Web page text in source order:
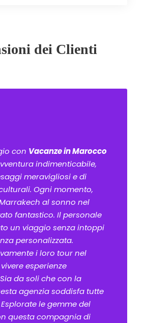
dei Clienti
con Vacanze in Marocco
indimenticabile,
meravigliosi e di
Ogni momento,
al sonno nel
fantastico. Il personale
un viaggio senza intoppi
personalizzata.
i loro tour nel
esperienze
da soli che con la
agenzia soddisfa tutte
le gemme del
questa compagnia di